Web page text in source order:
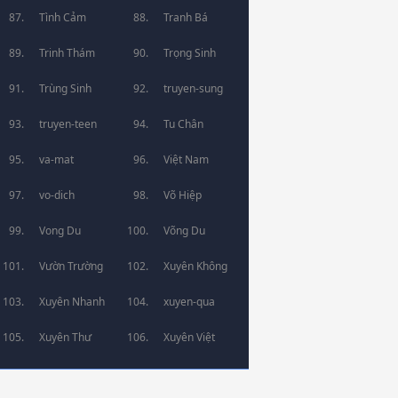
Tình Cảm Tranh Bá
Trinh Thám Trọng Sinh
Trùng Sinh truyen-sung
truyen-teen Tu Chân
va-mat Việt Nam
vo-dich Võ Hiệp
Vong Du Võng Du
Vườn Trường Xuyên Không
Xuyên Nhanh xuyen-qua
Xuyên Thư Xuyên Việt